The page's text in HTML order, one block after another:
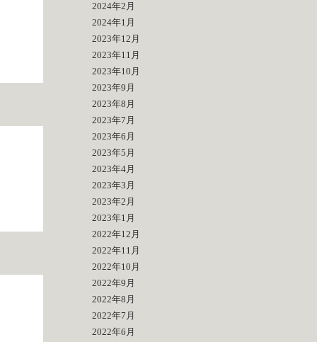
2024年2月
2024年1月
2023年12月
2023年11月
2023年10月
2023年9月
2023年8月
2023年7月
2023年6月
2023年5月
2023年4月
2023年3月
2023年2月
2023年1月
2022年12月
2022年11月
2022年10月
2022年9月
2022年8月
2022年7月
2022年6月